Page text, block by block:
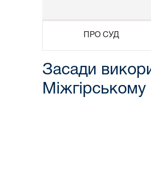
ПРО СУД
Засади
Міжгірському